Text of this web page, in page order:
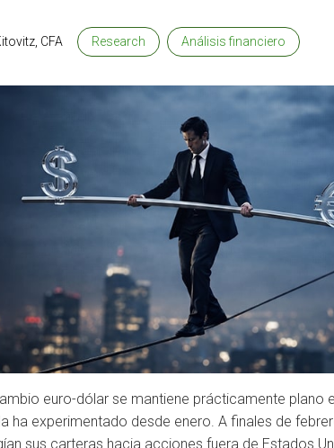
CFA Research Análisis financiero
euro-dólar se mantiene prácticamente plano
experimentado desde enero. A finales de
sus carteras hacia acciones fuera de Estados